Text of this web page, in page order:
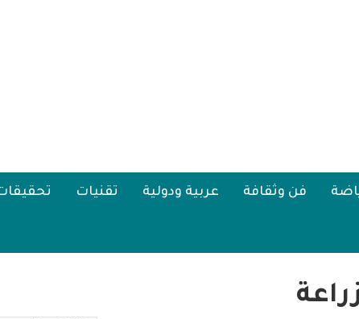
فن وثقافة عربية ودولية تقنيات